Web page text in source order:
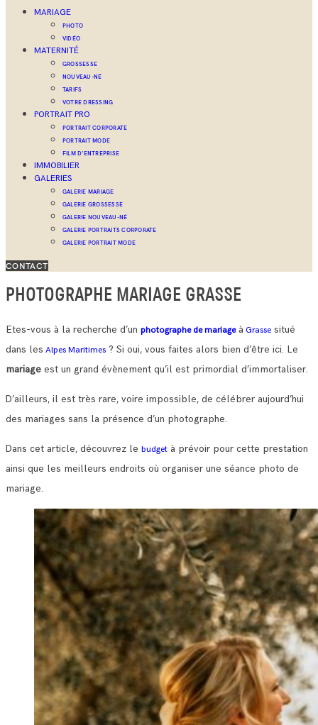
MARIAGE
PHOTO
VIDÉO
MATERNITÉ
GROSSESSE
NOUVEAU-NÉ
TARIFS
VOTRE DRESSING
PORTRAIT PRO
PORTRAIT CORPORATE
PORTRAIT MODE
FILM D’ENTREPRISE
IMMOBILIER
GALERIES
GALERIE MARIAGE
GALERIE GROSSESSE
GALERIE NOUVEAU-NÉ
GALERIE PORTRAITS CORPORATE
GALERIE PORTRAIT MODE
CONTACT
PHOTOGRAPHE MARIAGE GRASSE
Etes-vous à la recherche d’un photographe de mariageà Grasse situé
dans les Alpes Maritimes ? Si oui, vous faites alors bien d’être ici. Le
mariage est un grand évènement qu’il est primordial d’immortaliser.
D’ailleurs, il est très rare, voire impossible, de célébrer aujourd’hui
des mariages sans la présence d’un photographe.
Dans cet article, découvrez le budget à prévoir pour cette prestation
ainsi que les meilleurs endroits où organiser une séance photo de
mariage.